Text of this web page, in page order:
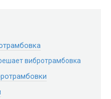
вибротрамбовка